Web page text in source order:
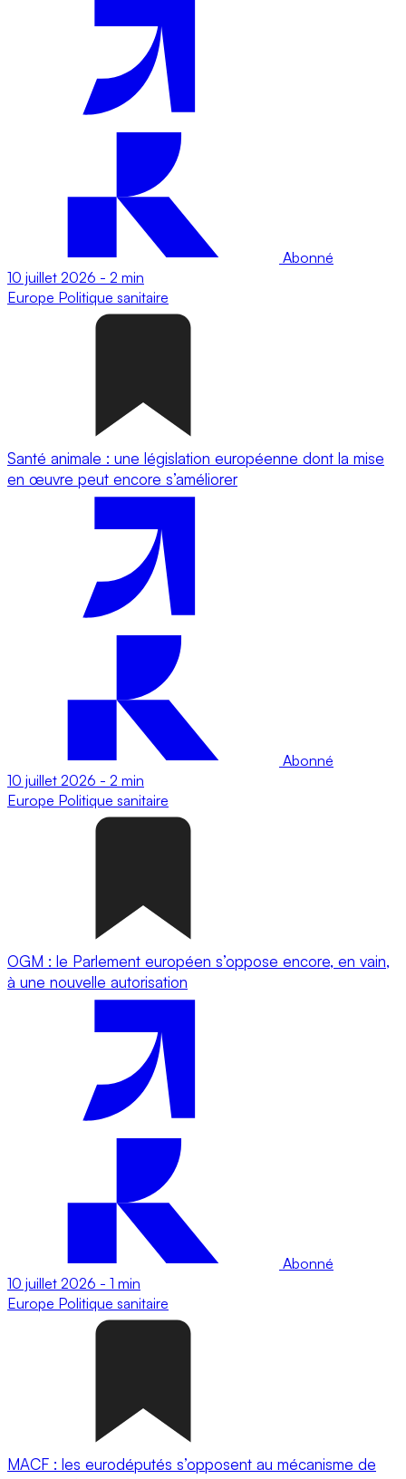
Abonné
10 juillet 2026 - 2 min
Europe Politique sanitaire
Santé animale : une législation européenne dont la mise
en œuvre peut encore s’améliorer
Abonné
10 juillet 2026 - 2 min
Europe Politique sanitaire
OGM : le Parlement européen s’oppose encore, en vain,
à une nouvelle autorisation
Abonné
10 juillet 2026 - 1 min
Europe Politique sanitaire
MACF : les eurodéputés s’opposent au mécanisme de